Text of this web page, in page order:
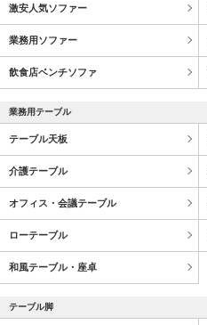
激安人気ソファー
業務用ソファー
飲食店ベンチソファ
業務用テーブル
テーブル天板
介護テーブル
オフィス・会議テーブル
ローテーブル
和風テーブル・座卓
テーブル脚